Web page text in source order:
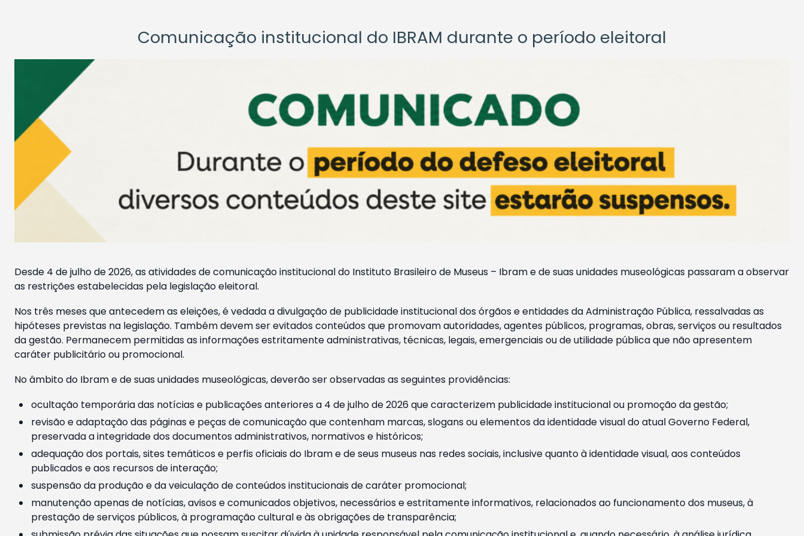
Comunicação institucional do IBRAM durante o período eleitoral
Desde 4 de julho de 2026, as atividades de comunicação institucional do Instituto Brasileiro de Museus – Ibram e de suas unidades museológicas passaram a observar
as restrições estabelecidas pela legislação eleitoral.
Nos três meses que antecedem as eleições, é vedada a divulgação de publicidade institucional dos órgãos e entidades da Administração Pública, ressalvadas as
hipóteses previstas na legislação. Também devem ser evitados conteúdos que promovam autoridades, agentes públicos, programas, obras, serviços ou resultados
da gestão. Permanecem permitidas as informações estritamente administrativas, técnicas, legais, emergenciais ou de utilidade pública que não apresentem
caráter publicitário ou promocional.
No âmbito do Ibram e de suas unidades museológicas, deverão ser observadas as seguintes providências:
ocultação temporária das notícias e publicações anteriores a 4 de julho de 2026 que caracterizem publicidade institucional ou promoção da gestão;
revisão e adaptação das páginas e peças de comunicação que contenham marcas, slogans ou elementos da identidade visual do atual Governo Federal,
preservada a integridade dos documentos administrativos, normativos e históricos;
adequação dos portais, sites temáticos e perfis oficiais do Ibram e de seus museus nas redes sociais, inclusive quanto à identidade visual, aos conteúdos
publicados e aos recursos de interação;
suspensão da produção e da veiculação de conteúdos institucionais de caráter promocional;
manutenção apenas de notícias, avisos e comunicados objetivos, necessários e estritamente informativos, relacionados ao funcionamento dos museus, à
prestação de serviços públicos, à programação cultural e às obrigações de transparência;